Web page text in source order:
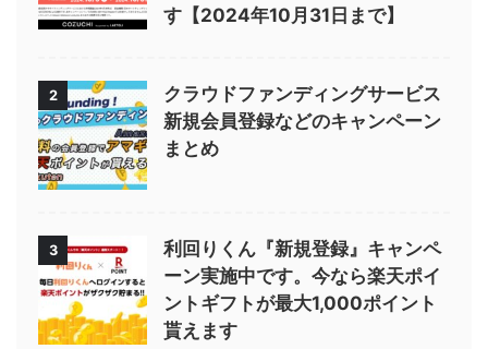
す【2024年10月31日まで】
2
クラウドファンディングサービス
新規会員登録などのキャンペーン
まとめ
3
利回りくん『新規登録』キャンペ
ーン実施中です。今なら楽天ポイ
ントギフトが最大1,000ポイント
貰えます